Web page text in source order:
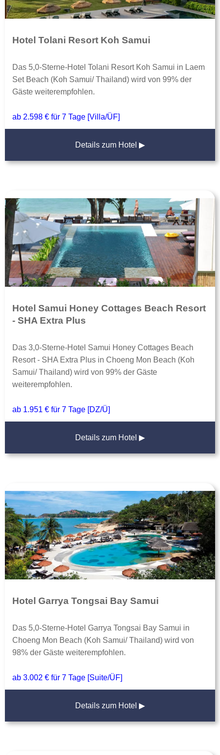
Hotel Tolani Resort Koh Samui
Das 5,0-Sterne-Hotel Tolani Resort Koh Samui in Laem
Set Beach (Koh Samui/ Thailand) wird von 99% der
Gäste weiterempfohlen.
ab 2.598 € für 7 Tage [Villa/ÜF]
Details zum Hotel ▶
Hotel Samui Honey Cottages Beach Resort
- SHA Extra Plus
Das 3,0-Sterne-Hotel Samui Honey Cottages Beach
Resort - SHA Extra Plus in Choeng Mon Beach (Koh
Samui/ Thailand) wird von 99% der Gäste
weiterempfohlen.
ab 1.951 € für 7 Tage [DZ/Ü]
Details zum Hotel ▶
Hotel Garrya Tongsai Bay Samui
Das 5,0-Sterne-Hotel Garrya Tongsai Bay Samui in
Choeng Mon Beach (Koh Samui/ Thailand) wird von
98% der Gäste weiterempfohlen.
ab 3.002 € für 7 Tage [Suite/ÜF]
Details zum Hotel ▶